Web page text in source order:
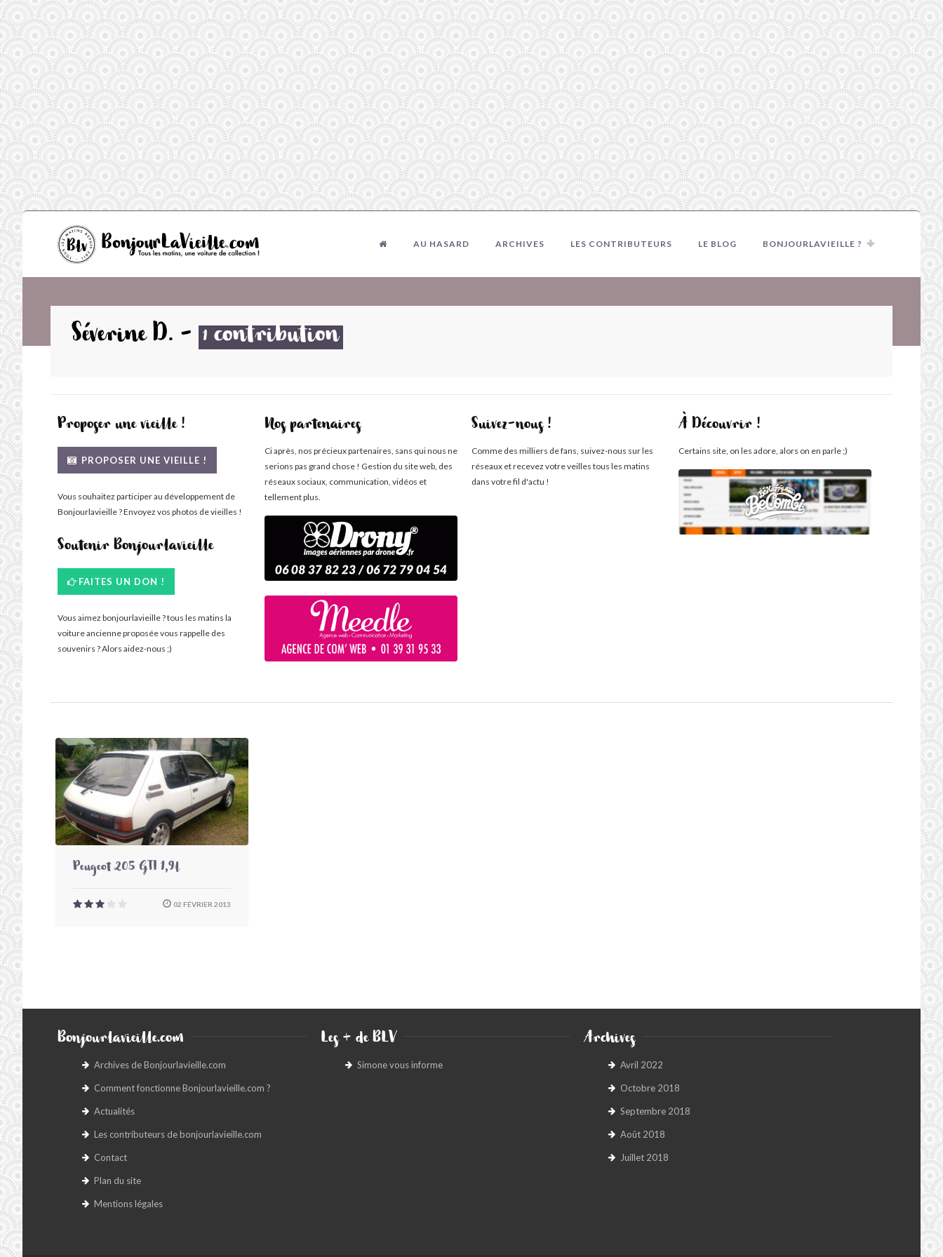
AU HASARD ARCHIVES LES CONTRIBUTEURS LE BLOG BONJOURLAVIEILLE ?
Séverine D. - 1 contribution
Proposer une vieille !
PROPOSER UNE VIEILLE !
Vous souhaitez participer au développement de
Bonjourlavieille ? Envoyez vos photos de vieilles !
Soutenir Bonjourlavieille
FAITES UN DON !
Vous aimez bonjourlavieille ? tous les matins la
voiture ancienne proposée vous rappelle des
souvenirs ? Alors aidez-nous ;)
Nos partenaires
Ci après, nos précieux partenaires, sans qui nous ne
serions pas grand chose ! Gestion du site web, des
réseaux sociaux, communication, vidéos et
tellement plus.
Suivez-nous !
Comme des milliers de fans, suivez-nous sur les
réseaux et recevez votre veilles tous les matins
dans votre fil d'actu !
À Découvrir !
Certains site, on les adore, alors on en parle ;)
Peugeot 205 GTI 1,9l
02 FÉVRIER 2013
Bonjourlavieille.com
Archives de Bonjourlavieille.com
Comment fonctionne Bonjourlavieille.com ?
Actualités
Les contributeurs de bonjourlavieille.com
Contact
Plan du site
Mentions légales
Les + de BLV
Simone vous informe
Archives
Avril 2022
Octobre 2018
Septembre 2018
Août 2018
Juillet 2018